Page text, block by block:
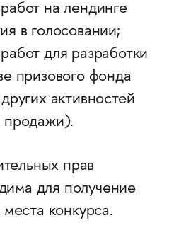
на лендинге
в голосовании;
для разработки
призового фонда
активностей
продажи).
прав
для получение
конкурса.